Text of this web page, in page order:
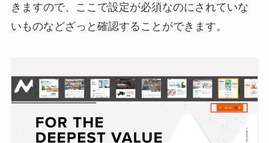
きますので、ここで設定が必須なのにされていな
いものなどざっと確認することができます。